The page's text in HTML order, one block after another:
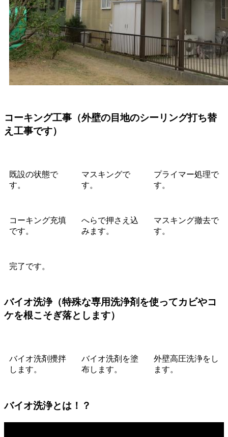
コーキング工事（外壁の目地のシーリング打ち替
え工事です）
既設の状態で
す。
マスキングで
す。
プライマー処理で
す。
コーキング充填
です。
へらで押さえ込
みます。
マスキング撤去で
す。
完了です。
バイオ洗浄（特殊な専用洗浄剤を使ってカビやコ
ケを根こそぎ落とします）
バイオ洗剤攪拌
します。
バイオ洗剤を塗
布します。
外壁高圧洗浄をし
ます。
バイオ洗浄とは！？